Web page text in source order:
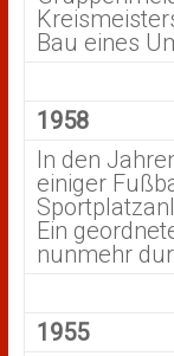
Bau eines
1958
In den
einiger
Ein
nunmehr
1955